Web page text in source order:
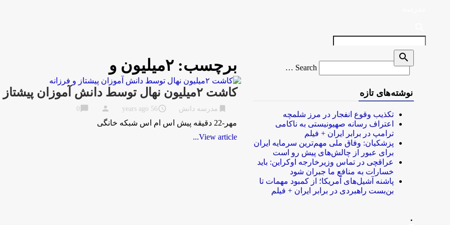
برچسب: ۲میلیون و
کاشت ۲میلیون نهال توسط دانش آموزان پیشتاز و فرزانه
مدرسه دانش access_time
56 years ago
person
chat_bubble
0
مهر-22 دقیقه پیش اس ام اس شبکه خانگی
View article...
Search
for
Search …
search
نوشته‌های تازه
تکذیب وقوع انفجار در مرز شلمچه
اعتراف رسانه صهیونیستی به ناکامی
ترامپ در برابر ایران + فیلم
پزشکیان: وفاق ملی مهم‌ترین سرمایه ایران
برای عبور از چالش‌های پیش رو است
عراقچی در تماس وزیرخارجه اوکراین: باید
خسارات به منافع ما جبران شود
پاشنه آشیل‌های آمریکا؛ از کمبود مهمات تا
بن‌بست راهبردی در برابر ایران + فیلم
.